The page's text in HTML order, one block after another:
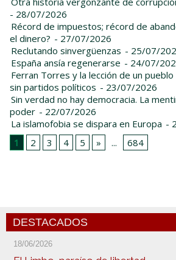
- 28/07/2026
Récord de impuestos; récord de
el dinero? - 27/07/2026
Reclutando sinvergüenzas - 25/07/
España ansía regenerarse - 24/07/
Ferran Torres y la lección de un
sin partidos políticos - 23/07/2026
Sin verdad no hay democracia. La
poder - 22/07/2026
La islamofobia se dispara en Europa -
1
2 3 4 5 » ... 684
DESTACADOS
18/06/2026